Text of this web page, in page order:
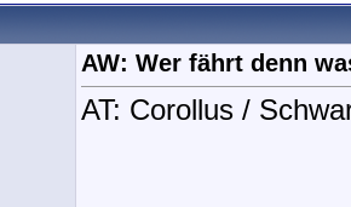
AW: Wer fährt denn
AT: Corollus /